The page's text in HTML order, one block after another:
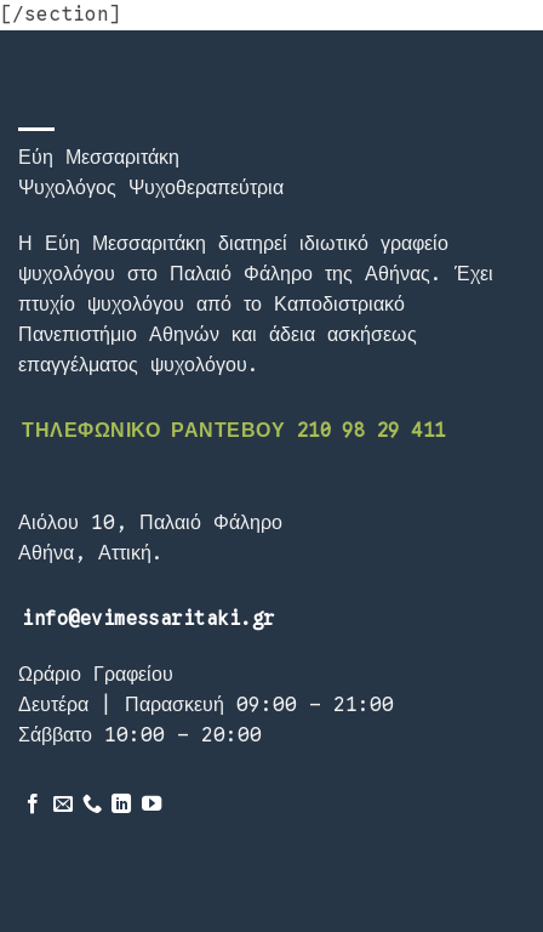
[/section]
Εύη Μεσσαριτάκη
Ψυχολόγος Ψυχοθεραπεύτρια
Η Εύη Μεσσαριτάκη διατηρεί ιδιωτικό γραφείο
ψυχολόγου στο Παλαιό Φάληρο της Αθήνας. Έχει
πτυχίο ψυχολόγου από το Καποδιστριακό
Πανεπιστήμιο Αθηνών και άδεια ασκήσεως
επαγγέλματος ψυχολόγου.
ΤΗΛΕΦΩΝΙΚΟ ΡΑΝΤΕΒΟΥ 210 98 29 411
Αιόλου 10, Παλαιό Φάληρο
Αθήνα, Αττική.
info@evimessaritaki.gr
Ωράριο Γραφείου
Δευτέρα | Παρασκευή 09:00 – 21:00
Σάββατο 10:00 – 20:00